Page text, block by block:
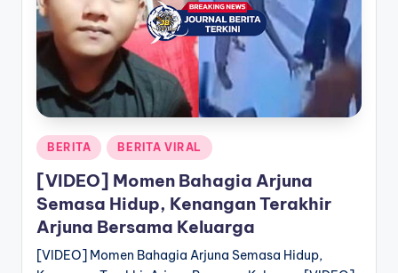
a
T
e
r
k
n
Posted
in
BERITA BERITA VIRAL
[VIDEO] Momen Bahagia Arjuna
Semasa Hidup, Kenangan Terakhir
Arjuna Bersama Keluarga
[VIDEO] Momen Bahagia Arjuna Semasa Hidup,